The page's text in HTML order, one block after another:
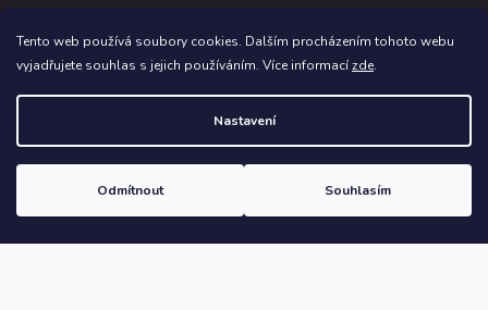
Tento web používá soubory cookies. Dalším procházením tohoto webu
vyjadřujete souhlas s jejich používáním. Více informacízde.
Nastavení
Odmítnout Souhlasím
Copyright 2026Paddleboardy.cz. Všechna práva vyhrazena.
Shoptetak.cz.